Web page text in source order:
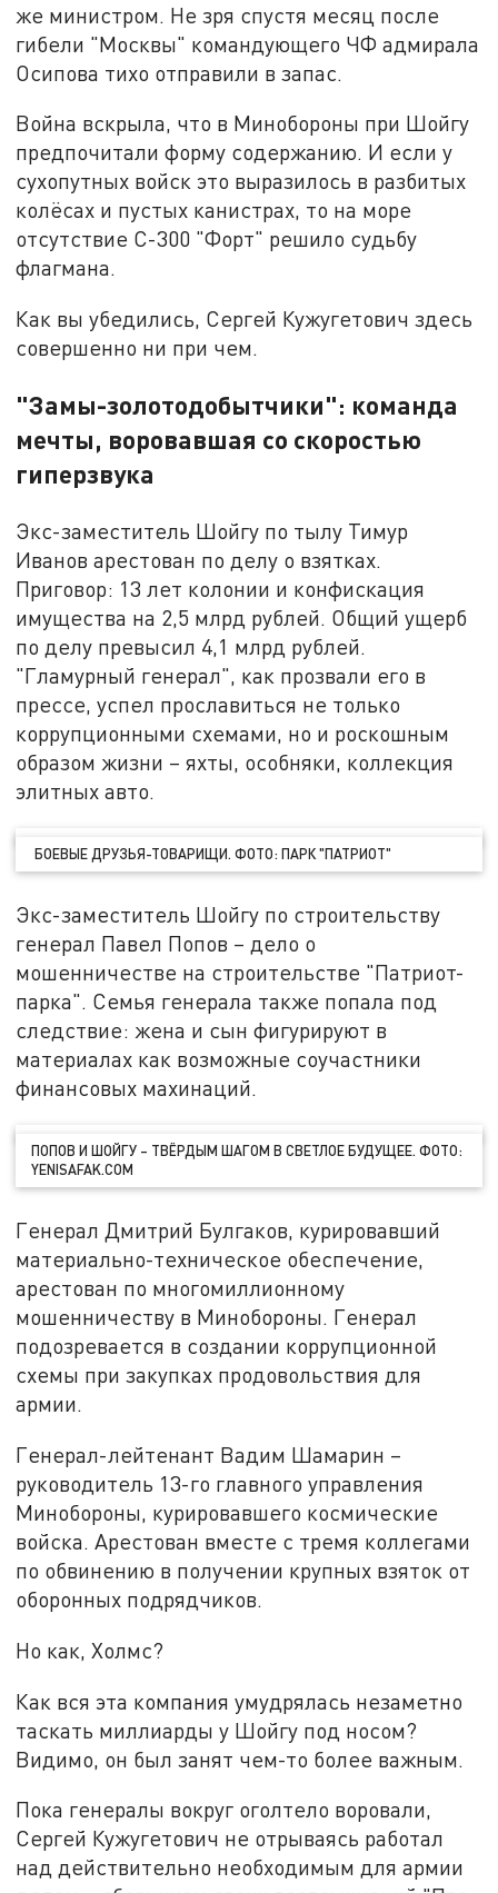
же министром. Не зря спустя месяц после
гибели "Москвы" командующего ЧФ адмирала
Осипова тихо отправили в запас.
Война вскрыла, что в Минобороны при Шойгу
предпочитали форму содержанию. И если у
сухопутных войск это выразилось в разбитых
колёсах и пустых канистрах, то на море
отсутствие С-300 "Форт" решило судьбу
флагмана.
Как вы убедились, Сергей Кужугетович здесь
совершенно ни при чем.
"Замы-золотодобытчики": команда
мечты, воровавшая со скоростью
гиперзвука
Экс-заместитель Шойгу по тылу Тимур
Иванов арестован по делу о взятках.
Приговор: 13 лет колонии и конфискация
имущества на 2,5 млрд рублей. Общий ущерб
по делу превысил 4,1 млрд рублей.
"Гламурный генерал", как прозвали его в
прессе, успел прославиться не только
коррупционными схемами, но и роскошным
образом жизни – яхты, особняки, коллекция
элитных авто.
БОЕВЫЕ ДРУЗЬЯ-ТОВАРИЩИ. ФОТО: ПАРК "ПАТРИОТ"
Экс-заместитель Шойгу по строительству
генерал Павел Попов – дело о
мошенничестве на строительстве "Патриот-
парка". Семья генерала также попала под
следствие: жена и сын фигурируют в
материалах как возможные соучастники
финансовых махинаций.
ПОПОВ И ШОЙГУ – ТВЁРДЫМ ШАГОМ В СВЕТЛОЕ БУДУЩЕЕ. ФОТО:
YENISAFAK.COM
Генерал Дмитрий Булгаков, курировавший
материально-техническое обеспечение,
арестован по многомиллионному
мошенничеству в Минобороны. Генерал
подозревается в создании коррупционной
схемы при закупках продовольствия для
армии.
Генерал-лейтенант Вадим Шамарин –
руководитель 13-го главного управления
Минобороны, курировавшего космические
войска. Арестован вместе с тремя коллегами
по обвинению в получении крупных взяток от
оборонных подрядчиков.
Но как, Холмс?
Как вся эта компания умудрялась незаметно
таскать миллиарды у Шойгу под носом?
Видимо, он был занят чем-то более важным.
Пока генералы вокруг оголтело воровали,
Сергей Кужугетович не отрываясь работал
над действительно необходимым для армии